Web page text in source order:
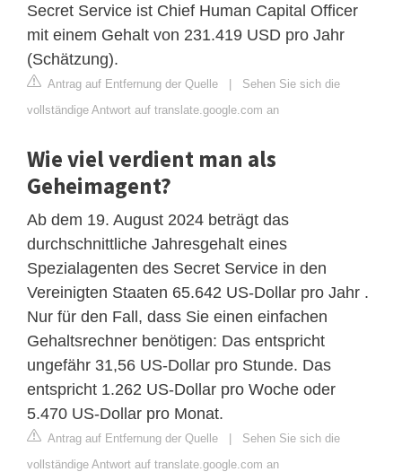
Secret Service ist Chief Human Capital Officer
mit einem Gehalt von 231.419 USD pro Jahr
(Schätzung).
Antrag auf Entfernung der Quelle | Sehen Sie sich die
vollständige Antwort auf translate.google.com an
Wie viel verdient man als
Geheimagent?
Ab dem 19. August 2024 beträgt das
durchschnittliche Jahresgehalt eines
Spezialagenten des Secret Service in den
Vereinigten Staaten 65.642 US-Dollar pro Jahr .
Nur für den Fall, dass Sie einen einfachen
Gehaltsrechner benötigen: Das entspricht
ungefähr 31,56 US-Dollar pro Stunde. Das
entspricht 1.262 US-Dollar pro Woche oder
5.470 US-Dollar pro Monat.
Antrag auf Entfernung der Quelle | Sehen Sie sich die
vollständige Antwort auf translate.google.com an